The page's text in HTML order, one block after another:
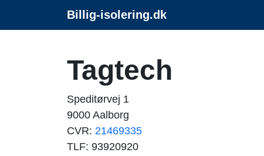
Billig-isolering.dk
Tagtech
Speditørvej 1
9000 Aalborg
CVR: 21469335
TLF: 93920920